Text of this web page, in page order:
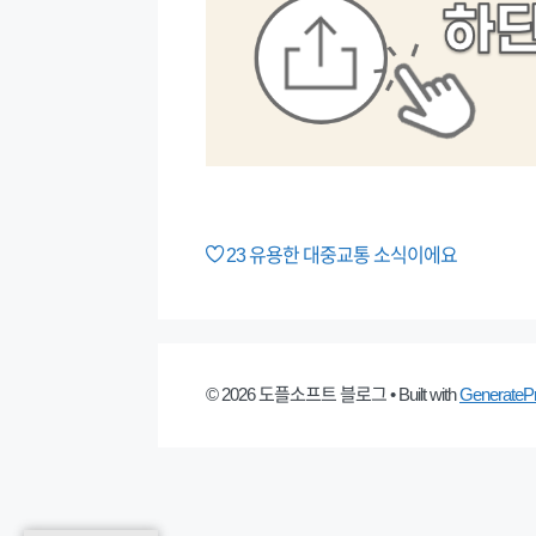
23유용한 대중교통 소식이에요
© 2026 도플소프트 블로그• Built with